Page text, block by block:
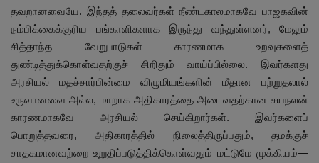
தவறானவையே. இந்தத் தலைவர்கள் நீண்டகாலமாகவே பாஜகவின்
நம்பிக்கைக்குரிய பங்காளிகளாக இருந்து வந்துள்ளனர், மேலும்
சித்தாந்த வேறுபாடுகள் காரணமாக உறவுகளைத்
துண்டித்துக்கொள்வதற்குச் சிறிதும் வாய்ப்பில்லை. இவர்களது
அரசியல் மதச்சார்பின்மை விழுமியங்களின் மீதான பற்றுதலால்
உருவானவை அல்ல, மாறாக அதிகாரத்தை அடைவதற்கான சுயநலன்
காரணமாகவே அரசியல் செய்கிறார்கள். இவர்களைப்
பொறுத்தவரை, அதிகாரத்தில் நிலைத்திருப்பதும், தமக்குச்
சாதகமானவற்றை உறுதிப்படுத்திக்கொள்வதும் மட்டுமே முக்கியம்—